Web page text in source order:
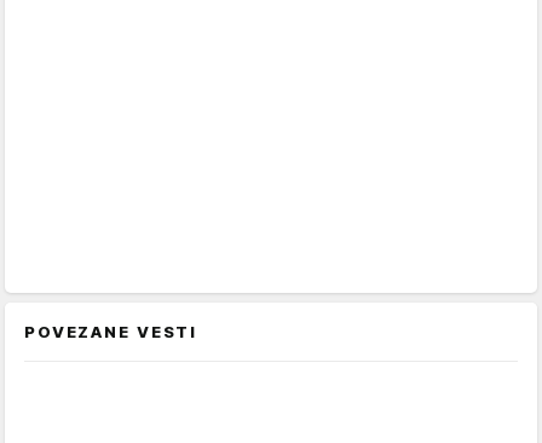
POVEZANE VESTI